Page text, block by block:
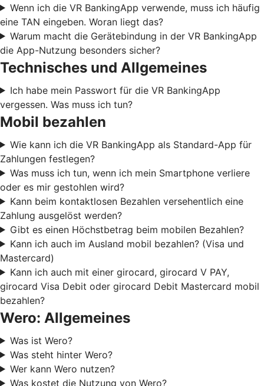
Wenn ich die VR BankingApp verwende, muss ich häufig
eine TAN eingeben. Woran liegt das?
Warum macht die Gerätebindung in der VR BankingApp
die App-Nutzung besonders sicher?
Technisches und Allgemeines
Ich habe mein Passwort für die VR BankingApp
vergessen. Was muss ich tun?
Mobil bezahlen
Wie kann ich die VR BankingApp als Standard-App für
Zahlungen festlegen?
Was muss ich tun, wenn ich mein Smartphone verliere
oder es mir gestohlen wird?
Kann beim kontaktlosen Bezahlen versehentlich eine
Zahlung ausgelöst werden?
Gibt es einen Höchstbetrag beim mobilen Bezahlen?
Kann ich auch im Ausland mobil bezahlen? (Visa und
Mastercard)
Kann ich auch mit einer girocard, girocard V PAY,
girocard Visa Debit oder girocard Debit Mastercard mobil
bezahlen?
Wero: Allgemeines
Was ist Wero?
Was steht hinter Wero?
Wer kann Wero nutzen?
Was kostet die Nutzung von Wero?